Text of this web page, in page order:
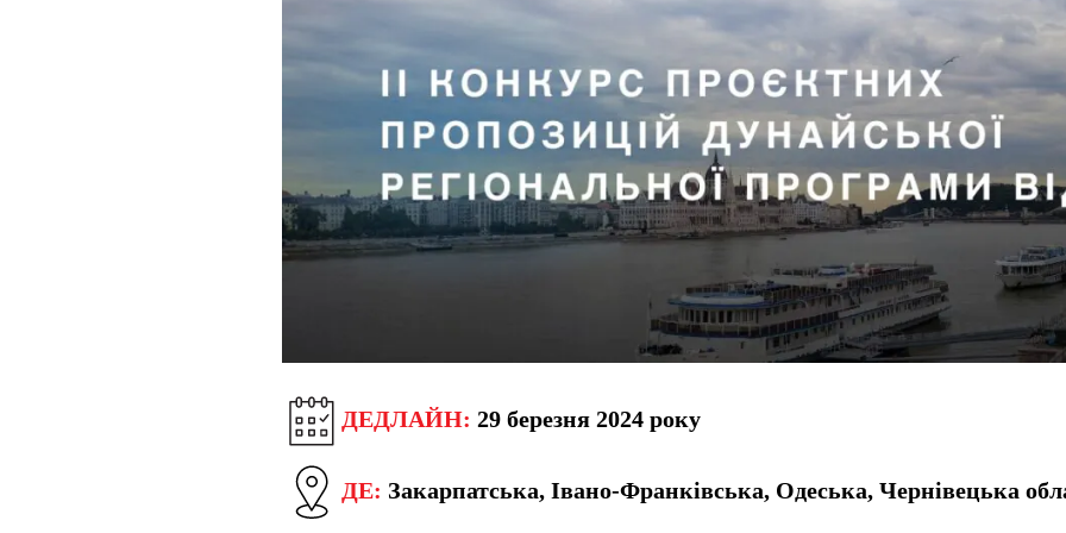
ДЕДЛАЙН: 29 березня 2024 року
ДЕ: Закарпатська, Івано-Франківська, Одеська, Чернівецька